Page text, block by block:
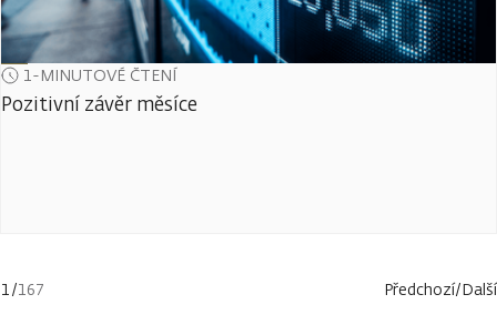
1-MINUTOVÉ ČTENÍ
Pozitivní závěr měsíce
1/167 Předchozí/Další